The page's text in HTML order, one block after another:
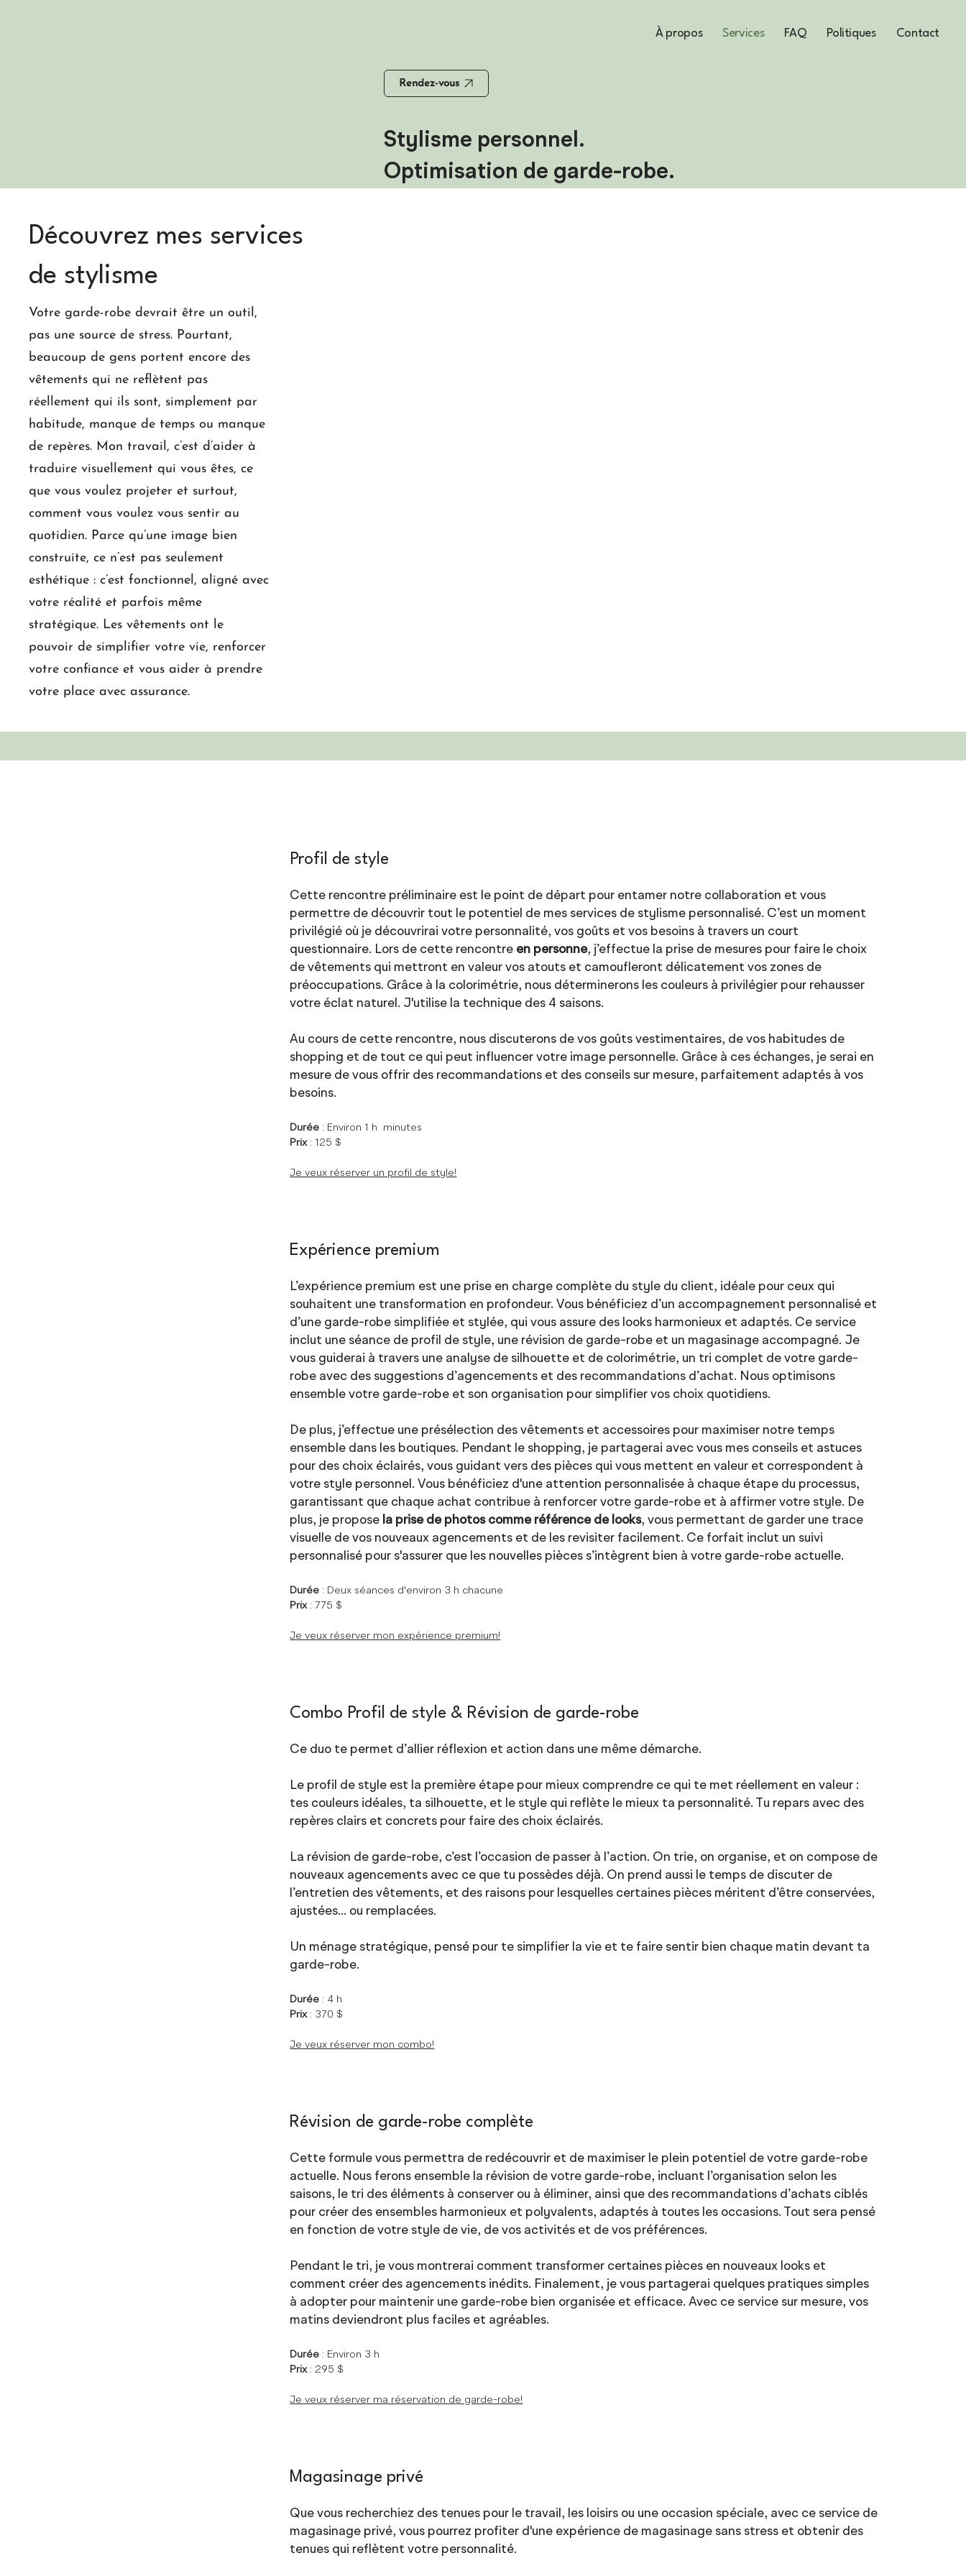
À propos Services FAQ Politiques Contact
Stylisme personnel.
Optimisation de garde-robe.
Rendez-vous
Découvrez mes services
de stylisme
Votre garde-robe devrait être un outil,
pas une source de stress. Pourtant,
beaucoup de gens portent encore des
vêtements qui ne reflètent pas
réellement qui ils sont, simplement par
habitude, manque de temps ou manque
de repères. Mon travail, c’est d’aider à
traduire visuellement qui vous êtes, ce
que vous voulez projeter et surtout,
comment vous voulez vous sentir au
quotidien. Parce qu’une image bien
construite, ce n’est pas seulement
esthétique : c’est fonctionnel, aligné avec
votre réalité et parfois même
stratégique. Les vêtements ont le
pouvoir de simplifier votre vie, renforcer
votre confiance et vous aider à prendre
votre place avec assurance.
Profil de style
Cette rencontre préliminaire est le point de départ pour entamer notre collaboration et vous
permettre de découvrir tout le potentiel de mes services de stylisme personnalisé. C’est un moment
privilégié où je découvrirai votre personnalité, vos goûts et vos besoins à travers un court
questionnaire. Lors de cette rencontre en personne, j’effectue la prise de mesures pour faire le choix
de vêtements qui mettront en valeur vos atouts et camoufleront délicatement vos zones de
préoccupations. Grâce à la colorimétrie, nous déterminerons les couleurs à privilégier pour rehausser
votre éclat naturel. J'utilise la technique des 4 saisons.
Au cours de cette rencontre, nous discuterons de vos goûts vestimentaires, de vos habitudes de
shopping et de tout ce qui peut influencer votre image personnelle. Grâce à ces échanges, je serai en
mesure de vous offrir des recommandations et des conseils sur mesure, parfaitement adaptés à vos
besoins.
Durée : Environ 1 h minutes
Prix : 125 $
Je veux réserver un profil de style!
Expérience premium
L’expérience premium est une prise en charge complète du style du client, idéale pour ceux qui
souhaitent une transformation en profondeur. Vous bénéficiez d’un accompagnement personnalisé et
d’une garde-robe simplifiée et stylée, qui vous assure des looks harmonieux et adaptés. Ce service
inclut une séance de profil de style, une révision de garde-robe et un magasinage accompagné. Je
vous guiderai à travers une analyse de silhouette et de colorimétrie, un tri complet de votre garde-
robe avec des suggestions d’agencements et des recommandations d’achat. Nous optimisons
ensemble votre garde-robe et son organisation pour simplifier vos choix quotidiens.
De plus, j’effectue une présélection des vêtements et accessoires pour maximiser notre temps
ensemble dans les boutiques. Pendant le shopping, je partagerai avec vous mes conseils et astuces
pour des choix éclairés, vous guidant vers des pièces qui vous mettent en valeur et correspondent à
votre style personnel. Vous bénéficiez d'une attention personnalisée à chaque étape du processus,
garantissant que chaque achat contribue à renforcer votre garde-robe et à affirmer votre style. De
plus, je propose la prise de photos comme référence de looks, vous permettant de garder une trace
visuelle de vos nouveaux agencements et de les revisiter facilement. Ce forfait inclut un suivi
personnalisé pour s'assurer que les nouvelles pièces s’intègrent bien à votre garde-robe actuelle.
Durée : Deux séances d'environ 3 h chacune
Prix : 775 $
Je veux réserver mon expérience premium!
Combo Profil de style & Révision de garde-robe
Ce duo te permet d’allier réflexion et action dans une même démarche.
Le profil de style est la première étape pour mieux comprendre ce qui te met réellement en valeur :
tes couleurs idéales, ta silhouette, et le style qui reflète le mieux ta personnalité. Tu repars avec des
repères clairs et concrets pour faire des choix éclairés.
La révision de garde-robe, c’est l’occasion de passer à l’action. On trie, on organise, et on compose de
nouveaux agencements avec ce que tu possèdes déjà. On prend aussi le temps de discuter de
l’entretien des vêtements, et des raisons pour lesquelles certaines pièces méritent d’être conservées,
ajustées… ou remplacées.
Un ménage stratégique, pensé pour te simplifier la vie et te faire sentir bien chaque matin devant ta
garde-robe.
Durée : 4 h
Prix : 370 $
Je veux réserver mon combo!
Révision de garde-robe complète
Cette formule vous permettra de redécouvrir et de maximiser le plein potentiel de votre garde-robe
actuelle. Nous ferons ensemble la révision de votre garde-robe, incluant l’organisation selon les
saisons, le tri des éléments à conserver ou à éliminer, ainsi que des recommandations d’achats ciblés
pour créer des ensembles harmonieux et polyvalents, adaptés à toutes les occasions. Tout sera pensé
en fonction de votre style de vie, de vos activités et de vos préférences.
Pendant le tri, je vous montrerai comment transformer certaines pièces en nouveaux looks et
comment créer des agencements inédits. Finalement, je vous partagerai quelques pratiques simples
à adopter pour maintenir une garde-robe bien organisée et efficace. Avec ce service sur mesure, vos
matins deviendront plus faciles et agréables.
Durée : Environ 3 h
Prix : 295 $
Je veux réserver ma réservation de garde-robe!
Magasinage privé
Que vous recherchiez des tenues pour le travail, les loisirs ou une occasion spéciale, avec ce service de
magasinage privé, vous pourrez profiter d'une expérience de magasinage sans stress et obtenir des
tenues qui reflètent votre personnalité.